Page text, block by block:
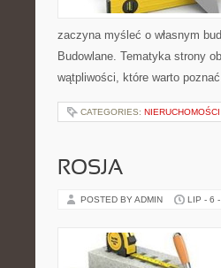
zaczyna myśleć o własnym
Budowlane. Tematyka strony
wątpliwości, które warto
CATEGORIES: NIERUCHOMOŚCI
ROSJA
POSTED BY ADMIN LIP - 6